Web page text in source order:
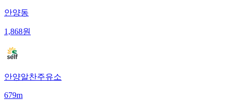
안양동
1,868원
안양알찬주유소
679m